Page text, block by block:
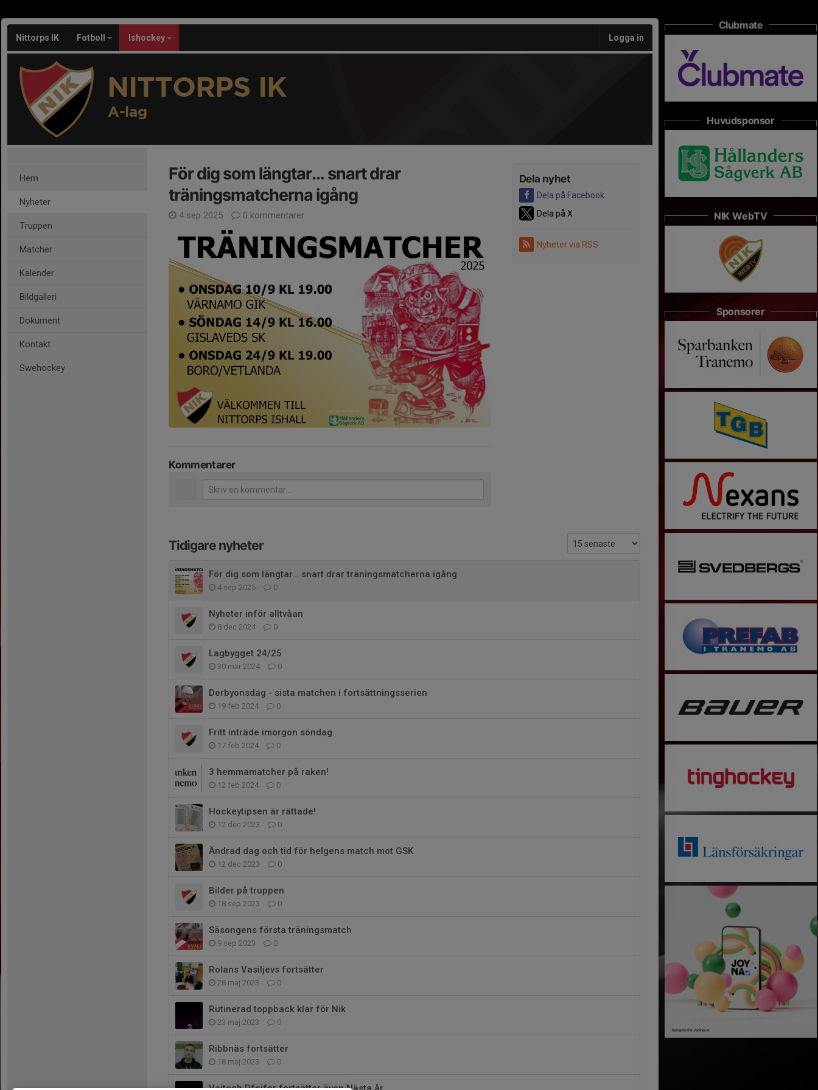
Nittorps IK Fotboll Ishockey Logga in
NITTORPS IK
A-lag
Hem
Nyheter
Truppen
Matcher
Kalender
Bildgalleri
Dokument
Kontakt
Swehockey
Dela nyhet
Dela på Facebook
Dela på X
Nyheter via RSS
För dig som längtar… snart drar
träningsmatcherna igång
4 sep 2025 0 kommentarer
Kommentarer
Tidigare nyheter
För dig som längtar… snart drar träningsmatcherna igång
4 sep 2025 0
Nyheter inför alltvåan
8 dec 2024 0
Lagbygget 24/25
30 mar 2024 0
Derbyonsdag - sista matchen i fortsättningsserien
19 feb 2024 0
Fritt inträde imorgon söndag
17 feb 2024 0
3 hemmamatcher på raken!
12 feb 2024 0
Hockeytipsen är rättade!
12 dec 2023 0
Ändrad dag och tid för helgens match mot GSK
12 dec 2023 0
Bilder på truppen
18 sep 2023 0
Säsongens första träningsmatch
9 sep 2023 0
Rolans Vasiljevs fortsätter
28 maj 2023 0
Rutinerad toppback klar för Nik
23 maj 2023 0
Ribbnäs fortsätter
18 maj 2023 0
Clubmate
Huvudsponsor
NIK WebTV
Sponsorer